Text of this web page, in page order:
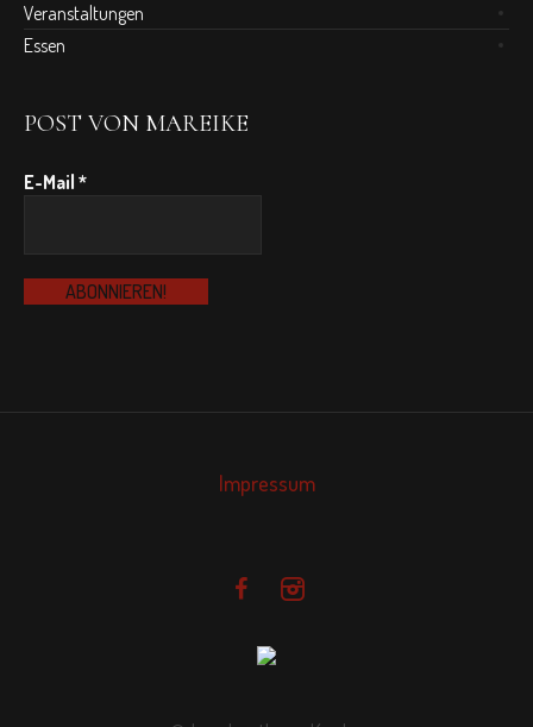
Veranstaltungen
Essen
POST VON MAREIKE
E-Mail*
Impressum